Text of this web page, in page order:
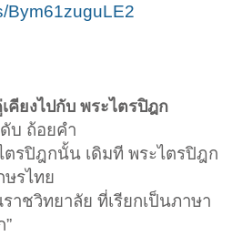
Bym61zuguLE2
คียงไปกับ พระไตรปิฎก
บ ถ้อยคำ
ตรปิฎกนั้น เดิมที พระไตรปิฎก
ษรไทย
ชวิทยาลัย ที่เรียกเป็นภาษา